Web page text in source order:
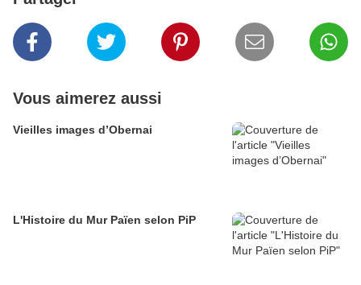
Vous aimerez aussi
Vieilles images d’Obernai
L'Histoire du Mur Païen selon PiP